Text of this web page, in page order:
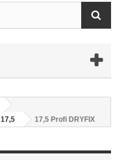
17,5 17,5 Profi DRYFIX